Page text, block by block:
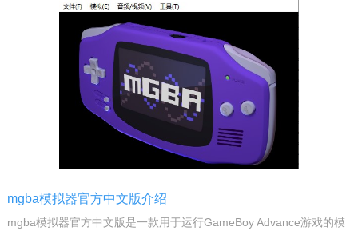
mgba模拟器官方中文版介绍
mgba模拟器官方中文版是一款用于运行GameBoy Advance游戏的模